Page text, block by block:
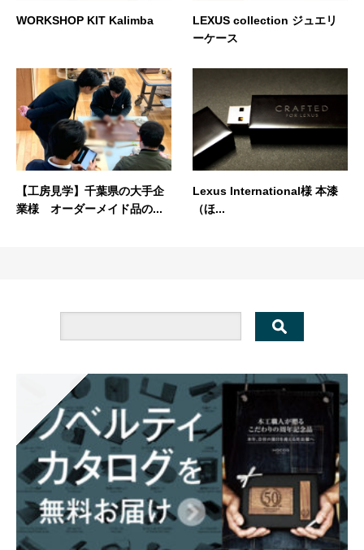
WORKSHOP KIT Kalimba
LEXUS collection ジュエリ
ーケース
【工房見学】千葉県の大手企
業様 オーダーメイド品の...
Lexus International様 本漆
（ほ...